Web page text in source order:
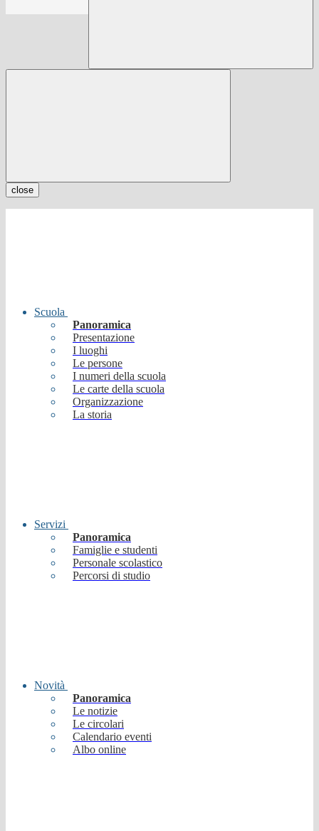
close
Scuola
Panoramica
Presentazione
I luoghi
Le persone
I numeri della scuola
Le carte della scuola
Organizzazione
La storia
Servizi
Panoramica
Famiglie e studenti
Personale scolastico
Percorsi di studio
Novità
Panoramica
Le notizie
Le circolari
Calendario eventi
Albo online